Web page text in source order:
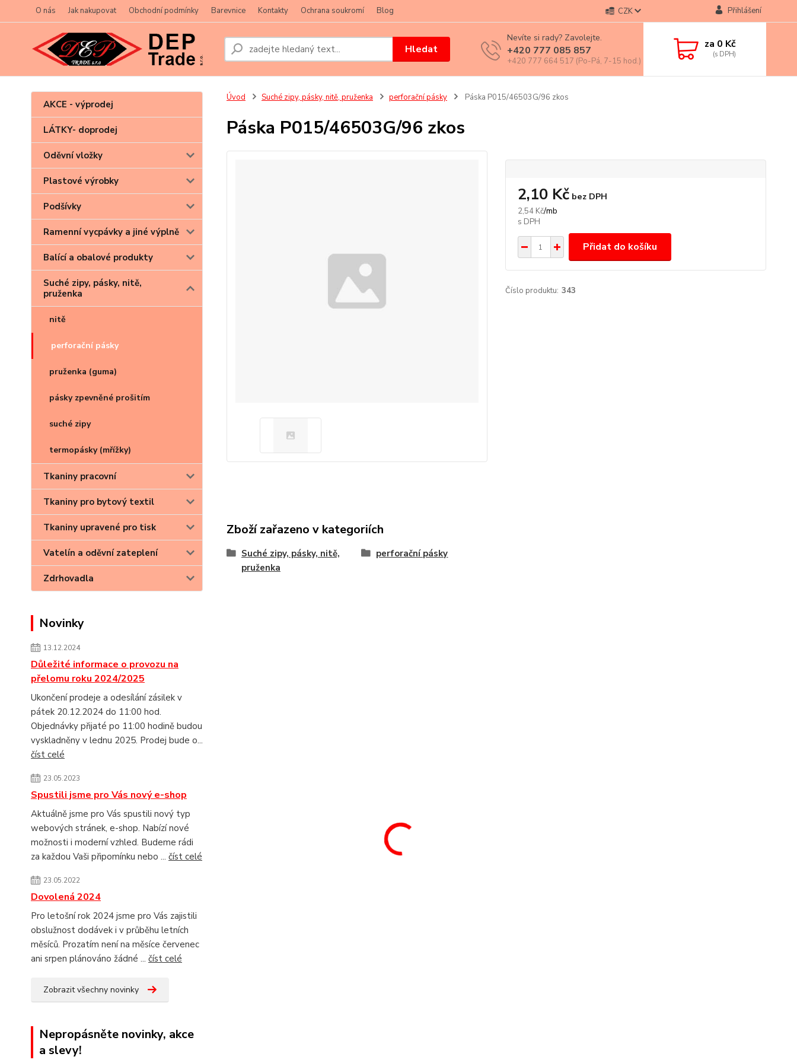
O nás Jak nakupovat Obchodní podmínky Barevnice Kontakty Ochrana soukromí Blog CZK Přihlášení
Hledat
Nevíte si rady? Zavolejte.
+420 777 085 857
+420 777 664 517 (Po-Pá, 7-15 hod.)
za 0 Kč
AKCE - výprodej
LÁTKY- doprodej
Oděvní vložky
Plastové výrobky
Podšívky
Ramenní vycpávky a jiné výplně
Balící a obalové produkty
Suché zipy, pásky, nitě,
pruženka
nitě
perforační pásky
pruženka (guma)
pásky zpevněné prošitím
suché zipy
termopásky (mřížky)
Tkaniny pracovní
Tkaniny pro bytový textil
Tkaniny upravené pro tisk
Vatelín a oděvní zateplení
Zdrhovadla
Novinky
13.12.2024
Důležité informace o provozu na
přelomu roku 2024/2025
Ukončení prodeje a odesílání zásilek v
pátek 20.12.2024 do 11:00 hod.
Objednávky přijaté po 11:00 hodině budou
vyskladněny v lednu 2025. Prodej bude o...
číst celé
23.05.2023
Spustili jsme pro Vás nový e-shop
Aktuálně jsme pro Vás spustili nový typ
webových stránek, e-shop. Nabízí nové
možnosti i moderní vzhled. Budeme rádi
za každou Vaši připomínku nebo ... číst celé
23.05.2022
Dovolená 2024
Pro letošní rok 2024 jsme pro Vás zajistili
obslužnost dodávek i v průběhu letních
měsíců. Prozatím není na měsíce červenec
ani srpen plánováno žádné ... číst celé
Zobrazit všechny novinky
Nepropásněte novinky, akce
a slevy!
Úvod Suché zipy, pásky, nitě, pruženka perforační pásky Páska P015/46503G/96 zkos
Páska P015/46503G/96 zkos
2,54 Kč/mb
2,10 Kč bez DPH
Přidat do košíku
Číslo produktu: 343
Zboží zařazeno v kategoriích
Suché zipy, pásky, nitě,
pruženka
perforační pásky